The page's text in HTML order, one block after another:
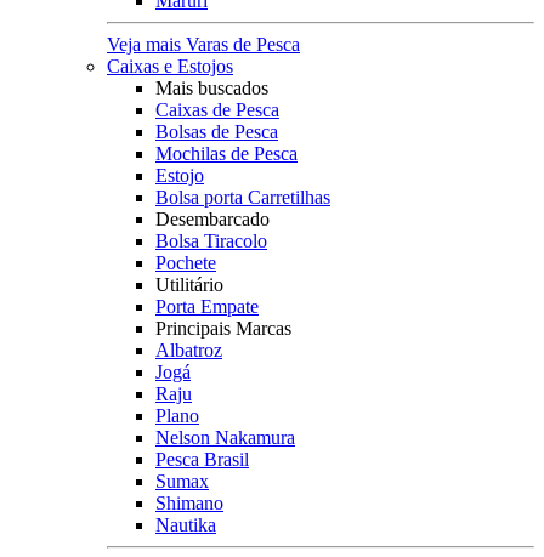
Veja mais Varas de Pesca
Caixas e Estojos
Mais buscados
Caixas de Pesca
Bolsas de Pesca
Mochilas de Pesca
Estojo
Bolsa porta Carretilhas
Desembarcado
Bolsa Tiracolo
Pochete
Utilitário
Porta Empate
Principais Marcas
Albatroz
Jogá
Raju
Plano
Nelson Nakamura
Pesca Brasil
Sumax
Shimano
Nautika